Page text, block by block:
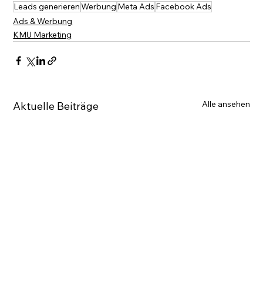
Leads generierenWerbung Meta Ads Facebook Ads
Ads & Werbung
KMU Marketing
Aktuelle Beiträge Alle ansehen